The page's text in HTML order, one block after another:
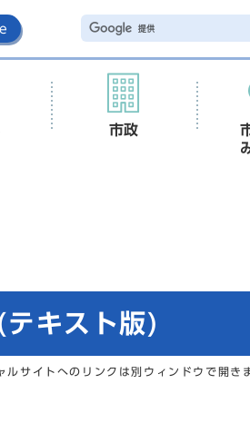
市政
キスト版)
ルサイトへのリンクは別ウィンドウで開き